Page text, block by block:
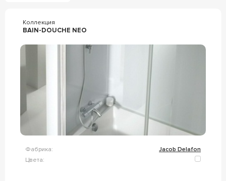
Коллекция
BAIN-DOUCHE NEO
Фабрика:
Jacob Delafon
Цвета: